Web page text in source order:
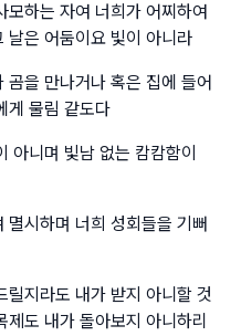
모하는 자여 너희가 어찌하여
날은 어둠이요 빛이 아니라
곰을 만나거나 혹은 집에 들어
게 물림 같도다
아니며 빛남 없는 캄캄함이
멸시하며 너희 성회들을 기뻐
릴지라도 내가 받지 아니할 것
도 내가 돌아보지 아니하리